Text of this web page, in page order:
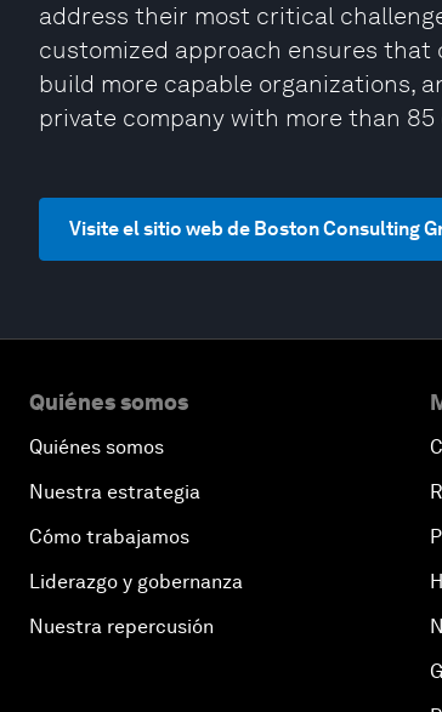
address their most critical
customized approach ensures that
build more capable organizations,
private company with more than
Visite el sitio web de Boston Consulting
Quiénes somos
Quiénes somos
Nuestra estrategia
Cómo trabajamos
Liderazgo y gobernanza
Nuestra repercusión